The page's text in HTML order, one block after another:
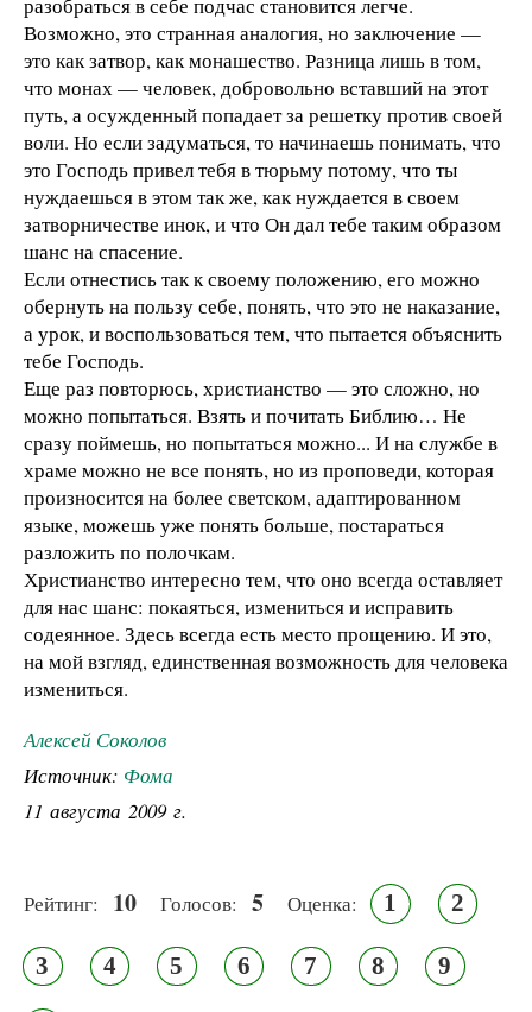
разобраться в себе подчас становится легче.
Возможно, это странная аналогия, но заключение —
это как затвор, как монашество. Разница лишь в том,
что монах — человек, добровольно вставший на этот
путь, а осужденный попадает за решетку против своей
воли. Но если задуматься, то начинаешь понимать, что
это Господь привел тебя в тюрьму потому, что ты
нуждаешься в этом так же, как нуждается в своем
затворничестве инок, и что Он дал тебе таким образом
шанс на спасение.
Если отнестись так к своему положению, его можно
обернуть на пользу себе, понять, что это не наказание,
а урок, и воспользоваться тем, что пытается объяснить
тебе Господь.
Еще раз повторюсь, христианство — это сложно, но
можно попытаться. Взять и почитать Библию… Не
сразу поймешь, но попытаться можно... И на службе в
храме можно не все понять, но из проповеди, которая
произносится на более светском, адаптированном
языке, можешь уже понять больше, постараться
разложить по полочкам.
Христианство интересно тем, что оно всегда оставляет
для нас шанс: покаяться, измениться и исправить
содеянное. Здесь всегда есть место прощению. И это,
на мой взгляд, единственная возможность для человека
измениться.
Алексей Соколов
Источник: Фома
11 августа 2009 г.
Рейтинг: 10 Голосов: 5 Оценка: 1 2
3 4 5 6 7 8 9